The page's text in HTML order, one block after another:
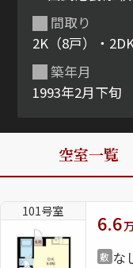
ルームツアー
シャーメゾンショッ
らくらく内見
シャーメゾンライフ
自立型サービス付き
築年月
1993年2月下旬
間取り
2K（8戸）・2DK
空室一覧
101号室
6.6
敷 な